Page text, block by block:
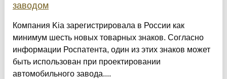
заводом
Компания Kia зарегистрировала в России как
минимум шесть новых товарных знаков. Согласно
информации Роспатента, один из этих знаков может
быть использован при проектировании
автомобильного завода....